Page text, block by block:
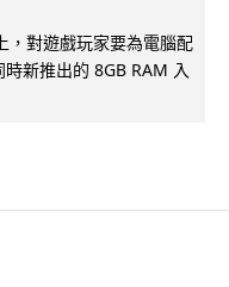
對遊戲玩家要為電腦配
新推出的 8GB RAM 入